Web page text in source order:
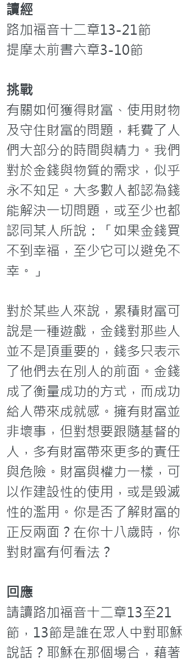
讀經
路加福音十二章13-21節
提摩太前書六章3-10節
挑戰
有關如何獲得財富、使用財物
及守住財富的問題，耗費了人
們大部分的時間與精力。我們
對於金錢與物質的需求，似乎
永不知足。大多數人都認為錢
能解決一切問題，或至少也都
認同某人所說：「如果金錢買
不到幸福，至少它可以避免不
幸。」
對於某些人來說，累積財富可
說是一種遊戲，金錢對那些人
並不是頂重要的，錢多只表示
了他們去在別人的前面。金錢
成了衡量成功的方式，而成功
給人帶來成就感。擁有財富並
非壞事，但對想要跟隨基督的
人，多有財富帶來更多的責任
與危險。財富與權力一樣，可
以作建設性的使用，或是毀滅
性的濫用。你是否了解財富的
正反兩面？在你十八歲時，你
對財富有何看法？
回應
請讀路加福音十二章13至21
節，13節是誰在眾人中對耶穌
說話？耶穌在那個場合，藉著